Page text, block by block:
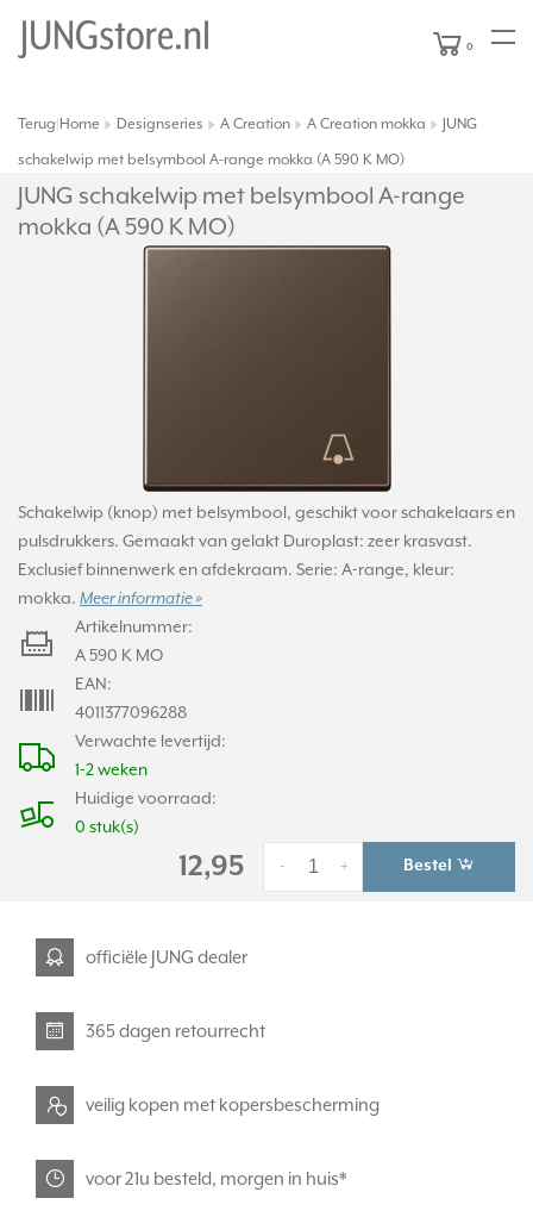
0
Terug Home Designseries A Creation A Creation mokka
JUNG
schakelwip met belsymbool A-range mokka (A 590 K MO)
JUNG schakelwip met belsymbool A-range
mokka (A 590 K MO)
Schakelwip (knop) met belsymbool, geschikt voor schakelaars en
pulsdrukkers. Gemaakt van gelakt Duroplast: zeer krasvast.
Exclusief binnenwerk en afdekraam. Serie: A-range, kleur:
mokka. Meer informatie »
Verwachte levertijd:
1-2 weken
Huidige voorraad:
0 stuk(s)
Artikelnummer:
A 590 K MO
EAN:
4011377096288
12,95 +
- Bestel
officiële JUNG dealer
365 dagen retourrecht
veilig kopen met kopersbescherming
voor 21u besteld, morgen in huis*